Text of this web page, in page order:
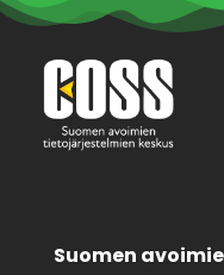
Suomen